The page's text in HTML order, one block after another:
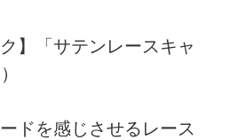
】「サテンレースキャ
ドを感じさせるレース